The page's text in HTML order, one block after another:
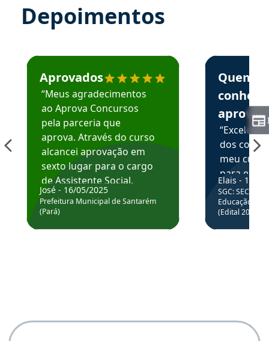
Depoimentos
Estudante José recomenda o Aprova Concursos em
Aprovados
“Meus agradecimentos
ao Aprova Concursos
pela parceria que
aprova. Através do curso
alcancei aprovação em
sexto lugar para o cargo
de Assistente Social.
Hoje estou atuando na
Prefeitura de Santarém.
José - 16/05/2025
Prefeitura Municipal de Santarém
(Pará)
Estudante
Quem
aprova
dos
meu
para
colocar
através
de
Elais - 15/
SGC: SEC BA
Educação
(Edital